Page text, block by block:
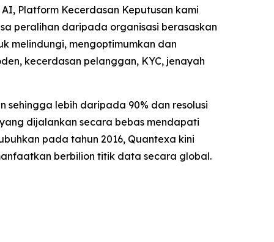
Platform Kecerdasan Keputusan kami
peralihan daripada organisasi berasaskan
melindungi, mengoptimumkan dan
kecerdasan pelanggan, KYC, jenayah
lebih daripada 90% dan resolusi
dijalankan secara bebas mendapati
pada tahun 2016, Quantexa kini
berbilion titik data secara global.